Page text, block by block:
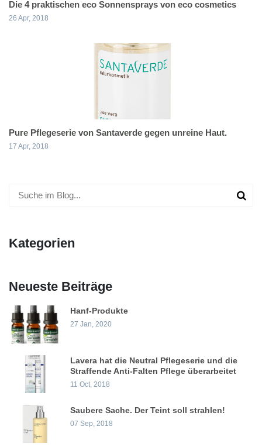
Die 4 praktischen eco Sonnensprays von eco cosmetics
26 Apr, 2018
Pure Pflegeserie von Santaverde gegen unreine Haut.
17 Apr, 2018
Kategorien
Neueste Beiträge
Hanf-Produkte
27 Jan, 2020
Lavera hat die Neutral Pflegeserie und die
Straffende Anti-Falten Pflege überarbeitet
11 Oct, 2018
Saubere Sache. Der Teint soll strahlen!
07 Sep, 2018